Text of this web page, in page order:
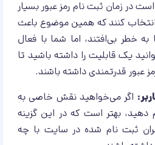
در زمان ثبت نام رمز عبور بسیار
انتخاب کنند که همین موضوع باعث
خطر بی‌افتند، اما شما با فعال
یک قابلیت را داشته باشید تا
عبور قدرتمندی داشته باشند.
اگر می‌خواهید نقش خاصی به
دهید، بهتر است که در این گزینه
ثبت نام شده در سایت با چه